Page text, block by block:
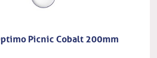
Picnic Cobalt 200mm